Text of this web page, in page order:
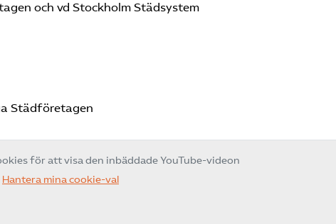
och vd Stockholm Städsystem
Städföretagen
för att visa den inbäddade YouTube-videon
Hantera mina cookie-val